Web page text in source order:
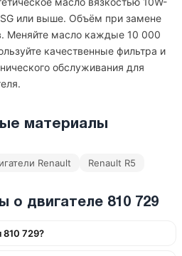
или выше. Объём при замене
Меняйте масло каждые 10 000
качественные фильтра и
обслуживания для
материалы
Renault Renault R5
о двигателе 810 729
810 729?